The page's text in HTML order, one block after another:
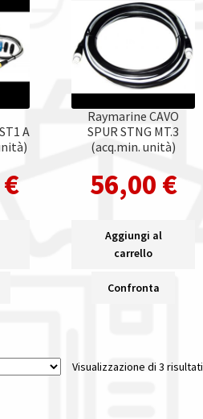
A
€
Raymarine CAVO
SPUR STNG MT.3
(acq.min. unità)
56,00 €
Aggiungi al
carrello
Confronta
Visualizzazione di 3 risultati